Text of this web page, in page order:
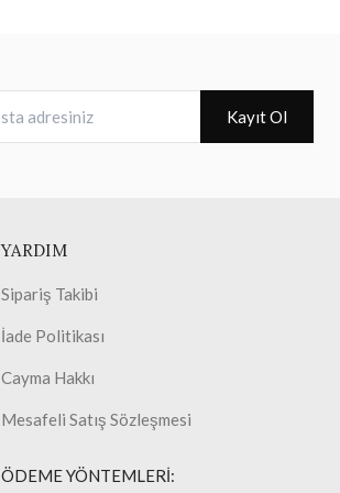
Kayıt Ol
YARDIM
Sipariş Takibi
İade Politikası
Cayma Hakkı
Mesafeli Satış Sözleşmesi
ÖDEME YÖNTEMLERİ: